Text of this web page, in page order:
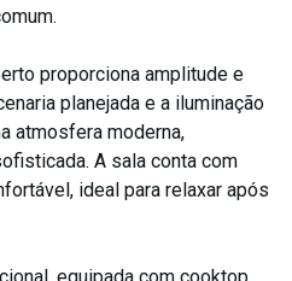
proporciona amplitude e
planejada e a iluminação
atmosfera moderna,
A sala conta com
ideal para relaxar após